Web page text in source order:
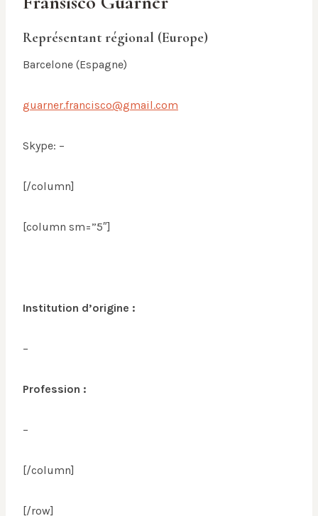
Représentant régional (Europe)
Barcelone (Espagne)
guarner.francisco@gmail.com
Skype: –
[/column]
[column sm=”5″]
Institution d’origine :
–
Profession :
–
[/column]
[/row]